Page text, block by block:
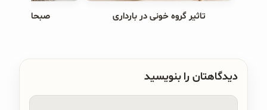
تاثیر گروه خونی در بارداری صبحانه های
دیدگاهتان را بنویسید